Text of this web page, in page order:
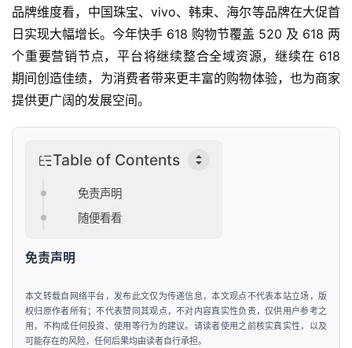
页
新
商
业
品牌维度看，中国珠宝、vivo、韩束、海尔等品牌在大促首
日实现大幅增长。今年快手 618 购物节覆盖 520 及 618 两
个重要营销节点，平台将继续整合全域资源，继续在 618
期间创造佳绩，为消费者带来更丰富的购物体验，也为商家
提供更广阔的发展空间。
Table of Contents
免责声明
随便看看
免责声明
本文转载自网络平台，发布此文仅为传递信息，本文观点不代表本站立场，版
权归原作者所有；不代表赞同其观点，不对内容真实性负责，仅供用户参考之
用，不构成任何投资、使用等行为的建议。请读者使用之前核实真实性，以及
可能存在的风险，任何后果均由读者自行承担。